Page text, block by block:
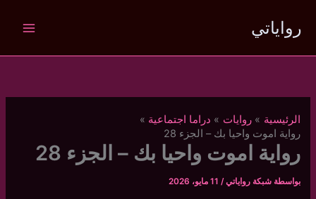
المحتوى
رواياتي
الرئيسية روايات
دراما اجتماعية
رواية اموت واحيا بك – الجزء 28
رواية اموت واحيا بك – الجزء 28
بواسطة شبكة رواياتي/ 11 مايو، 2026